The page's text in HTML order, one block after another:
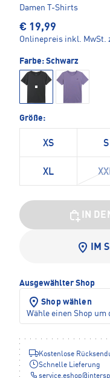
Damen T-Shirts
€ 19,99
Onlinepreis inkl. MwSt.
Farbe: Schwarz
Größe:
XS S
XL
IN
IM
Ausgewählter Shop
Shop wählen
Wähle einen Shop um
Kostenlose
Schnelle Lieferung
service.eshop@